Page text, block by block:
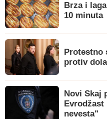
Brza i
10 minuta
Protestno
protiv
Novi Skaj
Evrodžast
nevesta"